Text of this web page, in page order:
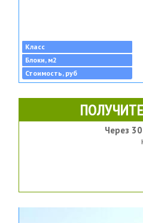
Класс
Блоки, м2
Стоимость, руб
Через